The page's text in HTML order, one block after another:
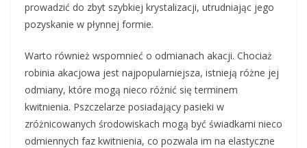
prowadzić do zbyt szybkiej krystalizacji, utrudniając jego
pozyskanie w płynnej formie.
Warto również wspomnieć o odmianach akacji. Chociaż
robinia akacjowa jest najpopularniejsza, istnieją różne jej
odmiany, które mogą nieco różnić się terminem
kwitnienia. Pszczelarze posiadający pasieki w
zróżnicowanych środowiskach mogą być świadkami nieco
odmiennych faz kwitnienia, co pozwala im na elastyczne